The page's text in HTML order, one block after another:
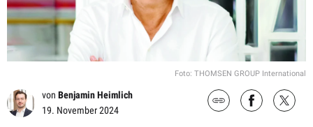
Foto: THOMSEN GROUP International
von Benjamin Heimlich
19. November 2024